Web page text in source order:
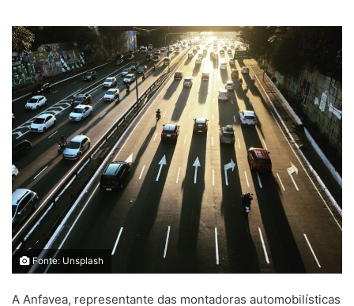
Fonte: Unsplash
A Anfavea, representante das montadoras automobilísticas